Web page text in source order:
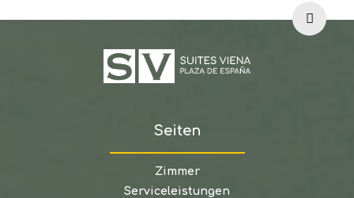
Seiten
Zimmer
Serviceleistungen